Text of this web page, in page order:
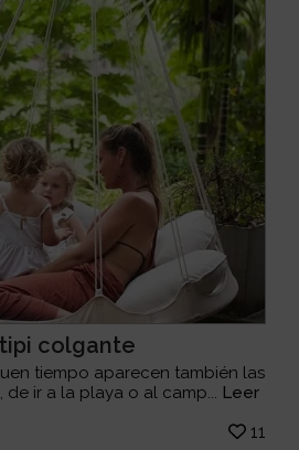
colgante
tiempo aparecen también las
de ir a la playa o al camp... Leer
11